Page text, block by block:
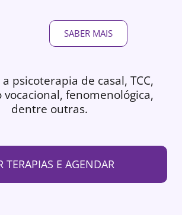
SABER MAIS
psicoterapia de casal, TCC,
fenomenológica,
dentre outras.
TERAPIAS E AGENDAR